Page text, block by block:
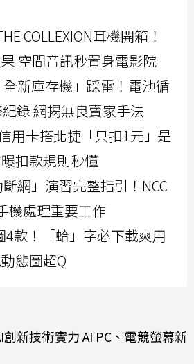
COLLEXION耳機開箱！
空間音訊秒置身電影院
新庫存機」踩雷！電池循
錄 網揭無良賣家手法
用卡搭北捷「只扣1元」是
扣款規則秒懂
網」演習完整指引！NCC
機處理重要工作
4款！「蛤」字必下載爽用
態圖超Q
創新技術實力 AI PC、電競螢幕新